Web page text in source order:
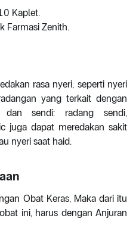
Kaplet.
Farmasi Zenith.
rasa nyeri, seperti nyeri
yang terkait dengan
dan sendi: radang sendi,
juga dapat meredakan sakit
nyeri saat haid.
Obat Keras, Maka dari itu
ini, harus dengan Anjuran